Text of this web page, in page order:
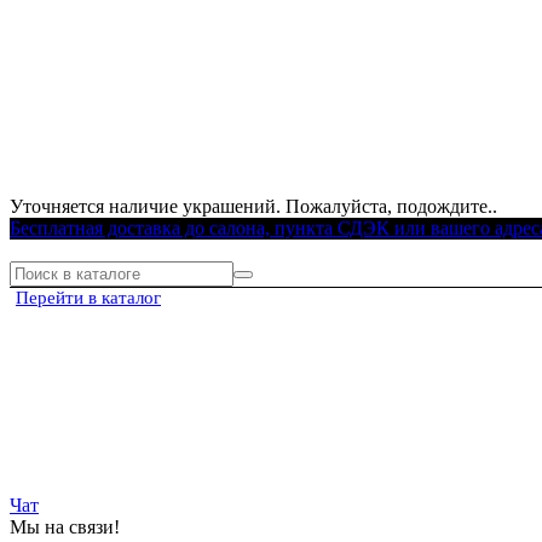
Уточняется наличие украшений. Пожалуйста, подождите..
Бесплатная доставка до салона, пункта СДЭК или вашего
Перейти в каталог
Чат
Мы на связи!